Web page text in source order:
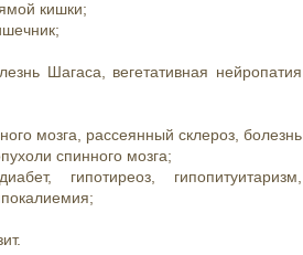
кишки;
Шагаса, вегетативная нейропатия
мозга, рассеянный склероз, болезнь
спинного мозга;
гипотиреоз, гипопитуитаризм,